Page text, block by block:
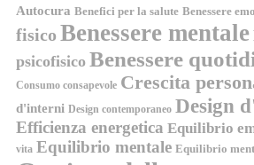
Autocura Benefici per la salute Benessere
fisico Benessere mentale
psicofisico Benessere
Consumo consapevole Crescita
d'interni Design contemporaneo Design
Efficienza energetica Equilibrio
vita Equilibrio mentale Equilibrio